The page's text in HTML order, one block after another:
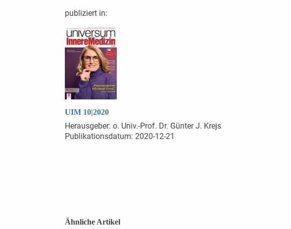
publiziert in:
UIM 10|2020
Herausgeber: o. Univ.-Prof. Dr. Günter J. Krejs
Publikationsdatum: 2020-12-21
Ähnliche Artikel